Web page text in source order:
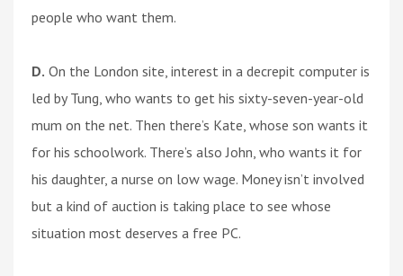
people who want them.
D. On the London site, interest in a decrepit computer is
led by Tung, who wants to get his sixty-seven-year-old
mum on the net. Then there’s Kate, whose son wants it
for his schoolwork. There’s also John, who wants it for
his daughter, a nurse on low wage. Money isn’t involved
but a kind of auction is taking place to see whose
situation most deserves a free PC.